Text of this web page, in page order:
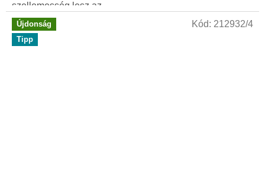
szellemesség lesz az...
Újdonság
Tipp
Kód: 212932/4